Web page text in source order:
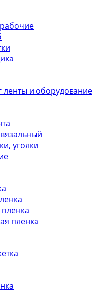
ленты и оборудование
уголки
пленка